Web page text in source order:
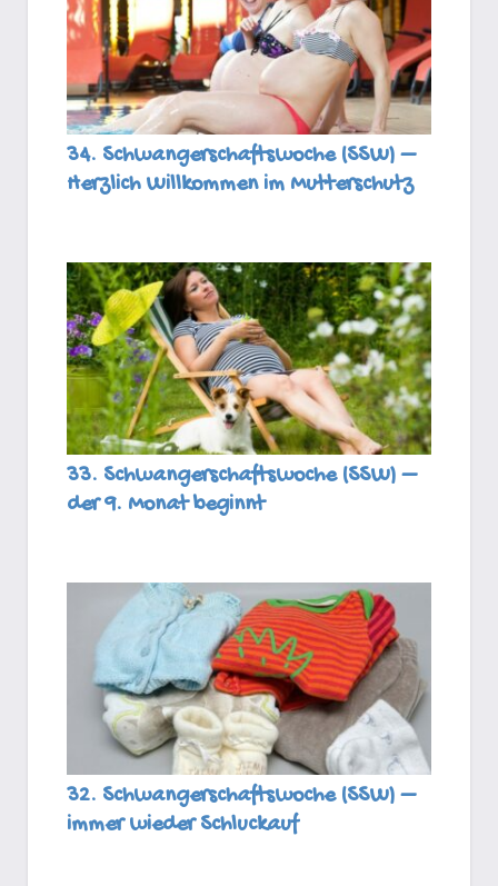
34. Schwangerschaftswoche (SSW) –
Herzlich Willkommen im Mutterschutz
33. Schwangerschaftswoche (SSW) –
der 9. Monat beginnt
32. Schwangerschaftswoche (SSW) –
immer wieder Schluckauf